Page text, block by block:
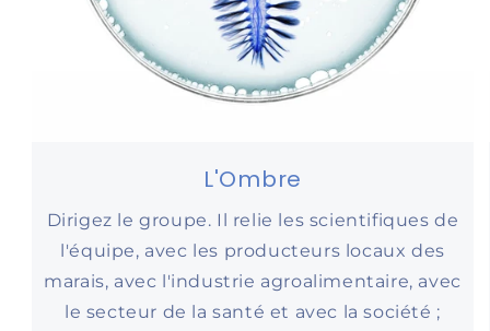
L'Ombre
Dirigez le groupe. Il relie les scientifiques de
l'équipe, avec les producteurs locaux des
marais, avec l'industrie agroalimentaire, avec
le secteur de la santé et avec la société ;